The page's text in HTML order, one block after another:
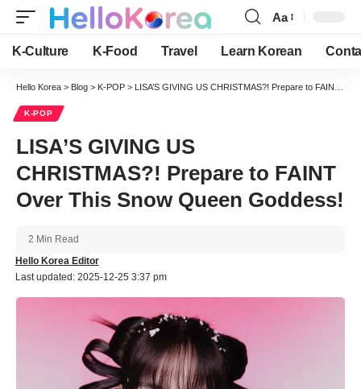
Font
Resizer
Aa
K-Culture K-Food Travel Learn Korean
Hello Korea > Blog > K-POP > LISA’S GIVING US CHRISTMAS?! Prepare to FAINT Over This Snow Queen Goddess!
K-POP
LISA’S GIVING US
CHRISTMAS?! Prepare to FAINT
Over This Snow Queen Goddess!
Last updated: 2025-12-25 3:37 pm
Hello Korea Editor
2 Min Read